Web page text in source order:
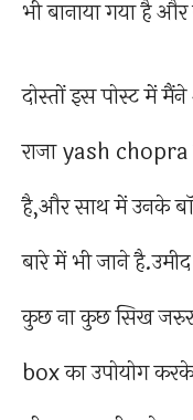
भी बानाया गया है और
दोस्तों इस पोस्ट में
राजा yash chopra
है,और साथ में उनके
बारे में भी जाने
कुछ ना कुछ सिख जरुर
box का उपोयोग